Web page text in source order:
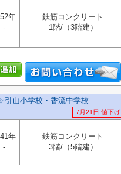
年
-
鉄筋コンクリート
1階/（3階建）
引山小学校・香流中学校
7月21日 値下げ
年
-
鉄筋コンクリート
3階/（5階建）